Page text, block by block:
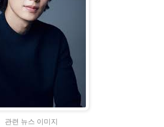
관련 뉴스 이미지